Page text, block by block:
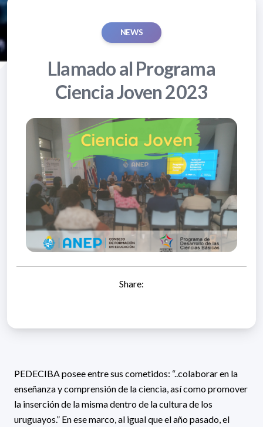
NEWS
Llamado al Programa
Ciencia Joven 2023
Share:
PEDECIBA posee entre sus cometidos: “..colaborar en la
enseñanza y comprensión de la ciencia, así como promover
la inserción de la misma dentro de la cultura de los
uruguayos.” En ese marco, al igual que el año pasado, el